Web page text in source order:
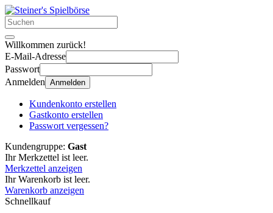
Willkommen zurück!
E-Mail-Adresse
Passwort
Anmelden Anmelden
Kundenkonto erstellen
Gastkonto erstellen
Passwort vergessen?
Kundengruppe: Gast
Ihr Merkzettel ist leer.
Merkzettel anzeigen
Ihr Warenkorb ist leer.
Warenkorb anzeigen
Schnellkauf